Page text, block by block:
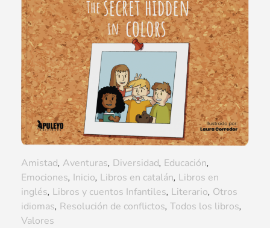
Amistad, Aventuras, Diversidad, Educación,
Emociones, Inicio, Libros en catalán, Libros en
inglés, Libros y cuentos Infantiles, Literario, Otros
idiomas, Resolución de conflictos, Todos los libros,
Valores